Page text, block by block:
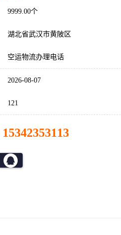
9999.00个
湖北省武汉市黄陂区
空运物流办理电话
2026-08-07
121
15342353113